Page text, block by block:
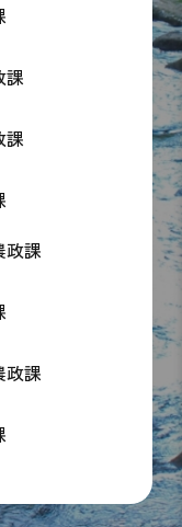
課
課
課
課